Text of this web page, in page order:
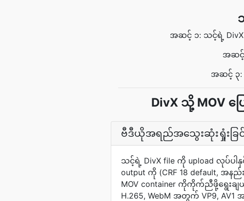
အဆင့် ၁: သင့်ရဲ့
အဆင့်
အဆင့် ၃:
DivX သို့ MOV ပ
ဗီဒီယိုအရည်အသွေးဆုံးရှုံးခြ
သင့်ရဲ့ DivX file ကို upload လုပ်ပါနှ
output ကို (CRF 18 default, အ
MOV container ကိုကိုက်ညီဖို့ရွေး
H.265, WebM အတွက် VP9,